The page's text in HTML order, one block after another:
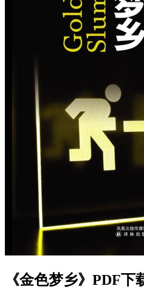
《金色梦乡》PDF下